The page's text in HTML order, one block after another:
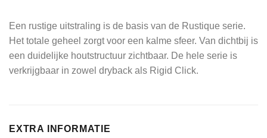
Een rustige uitstraling is de basis van de Rustique serie.
Het totale geheel zorgt voor een kalme sfeer. Van dichtbij is
een duidelijke houtstructuur zichtbaar. De hele serie is
verkrijgbaar in zowel dryback als Rigid Click.
EXTRA INFORMATIE